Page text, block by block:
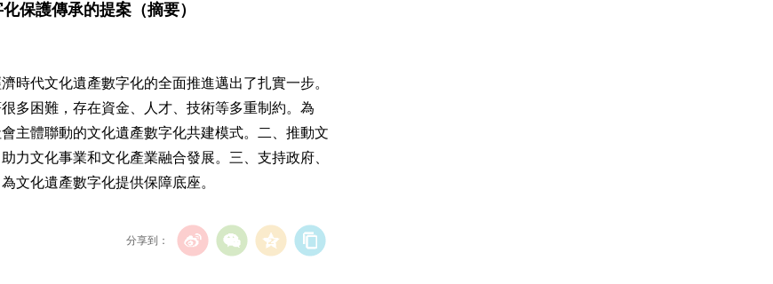
保護傳承的提案（摘要）
時代文化遺產數字化的全面推進邁出了扎實一步。
多困難，存在資金、人才、技術等多重制約。為
主體聯動的文化遺產數字化共建模式。二、推動文
力文化事業和文化產業融合發展。三、支持政府、
文化遺產數字化提供保障底座。
分享到：